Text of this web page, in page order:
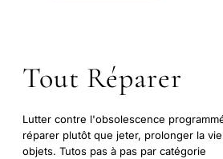
Tout Réparer
Lutter contre l'obsolescence
réparer plutôt que jeter, prolonger la
objets. Tutos pas à pas par catégorie